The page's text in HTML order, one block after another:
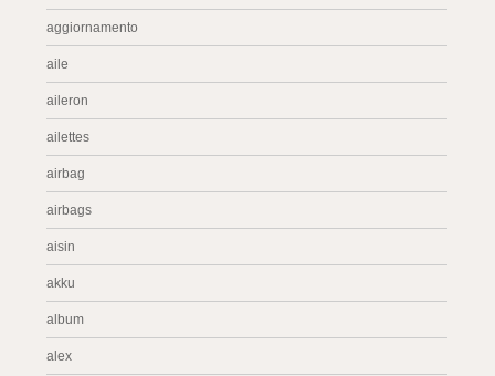
aggiornamento
aile
aileron
ailettes
airbag
airbags
aisin
akku
album
alex